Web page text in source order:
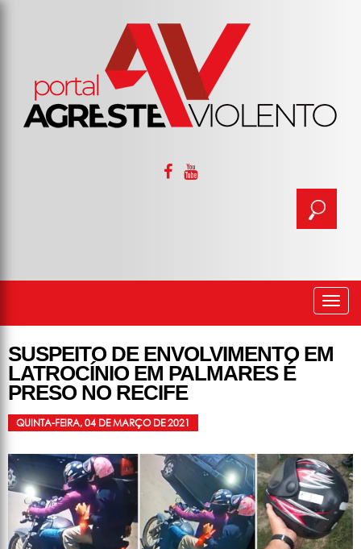
SUSPEITO DE ENVOLVIMENTO EM
LATROCÍNIO EM PALMARES É
PRESO NO RECIFE
QUINTA-FEIRA, 04 DE MARÇO DE 2021